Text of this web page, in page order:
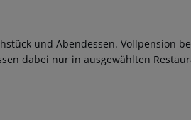
und Abendessen. Vollpension
dabei nur in ausgewählten